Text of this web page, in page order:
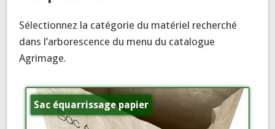
Sélectionnez la catégorie du matériel recherché
dans l’arborescence du menu du catalogue
Agrimage.
Sac équarrissage papier